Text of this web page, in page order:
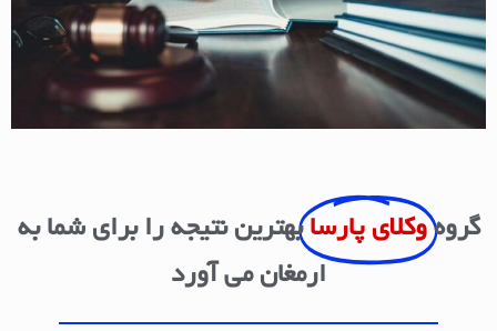
گروه وکلای پارسا بهترین نتیجه را برای شما به
ارمغان می آورد